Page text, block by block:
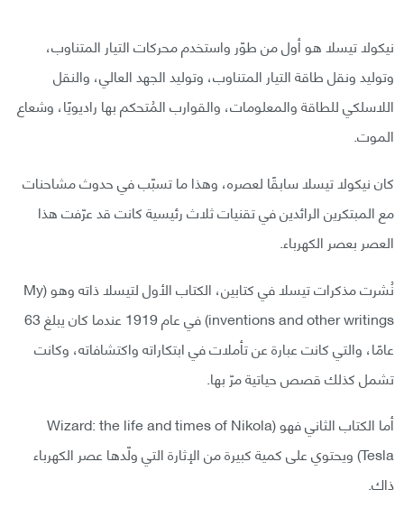
نيكولا تيسلا هو أول من طوّر واستخدم محركات التيار المتناوب،
وتوليد ونقل طاقة التيار المتناوب، وتوليد الجهد العالي، والنقل
اللاسلكي للطاقة والمعلومات، والقوارب المُتحكم بها راديويًا، وشعاع
الموت.
كان نيكولا تيسلا سابقًا لعصره، وهذا ما تسبّب في حدوث مشاحنات
مع المبتكرين الرائدين في تقنيات ثلاث رئيسية كانت قد عرّفت هذا
العصر بعصر الكهرباء.
نُشرت مذكرات تيسلا في كتابين، الكتاب الأول لتيسلا ذاته وهو (My
inventions and other writings) في عام 1919 عندما كان يبلغ 63
عامًا، والتي كانت عبارة عن تأملات في ابتكاراته واكتشافاته، وكانت
تشمل كذلك قصص حياتية مرّ بها.
أما الكتاب الثاني فهو (Wizard: the life and times of Nikola
Tesla) ويحتوي على كمية كبيرة من الإثارة التي ولّدها عصر الكهرباء
ذاك.